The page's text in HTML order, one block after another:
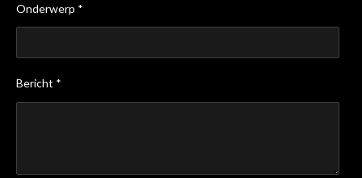
Onderwerp *
Bericht *